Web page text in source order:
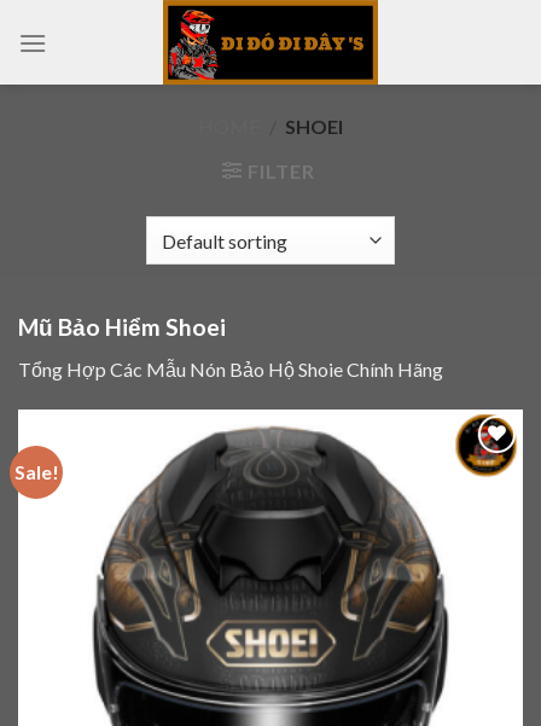
SHOEI
FILTER
Mũ Bảo Hiểm Shoei
Tổng Hợp Các Mẫu Nón Bảo Hộ Shoie Chính Hãng
Sale!
Add to